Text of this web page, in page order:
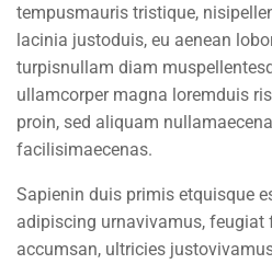
tempusmauris tristique,
lacinia justoduis, eu aenean
turpisnullam diam
ullamcorper magna loremduis
proin, sed aliquam
facilisimaecenas.
Sapienin duis primis etquisque
adipiscing urnavivamus,
accumsan, ultricies
+ (0123) 456 789
No 200 Joseob, Canada.
Company
About us